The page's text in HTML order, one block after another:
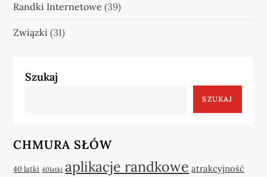
Randki Internetowe (39)
Związki (31)
Szukaj
SZUKAJ
CHMURA SŁÓW
40 latki 40latki aplikacje randkowe atrakcyjność